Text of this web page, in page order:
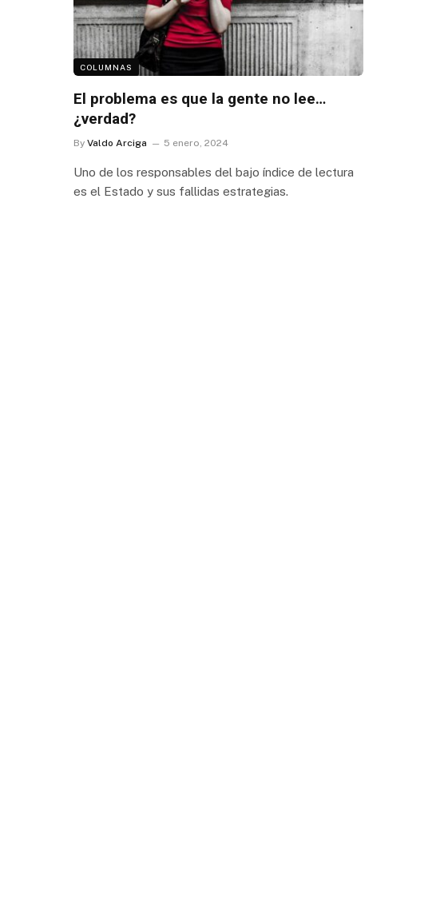
COLUMNAS
El problema es que la gente no lee…
¿verdad?
By Valdo Arciga 5 enero, 2024
Uno de los responsables del bajo índice de lectura
es el Estado y sus fallidas estrategias.